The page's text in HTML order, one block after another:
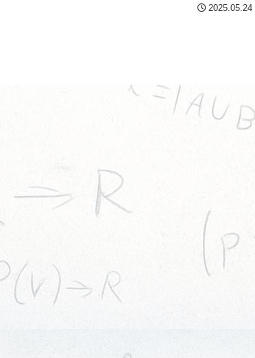
2025.05.24